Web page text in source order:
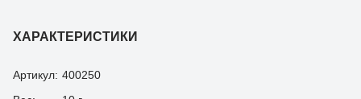
ХАРАКТЕРИСТИКИ
Артикул: 400250